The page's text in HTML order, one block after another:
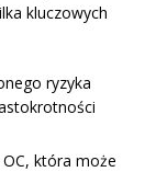
kluczowych
ryzyka
która może